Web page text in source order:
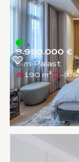
8.950.000 €
Sim-Palast
190 m² - 1/5